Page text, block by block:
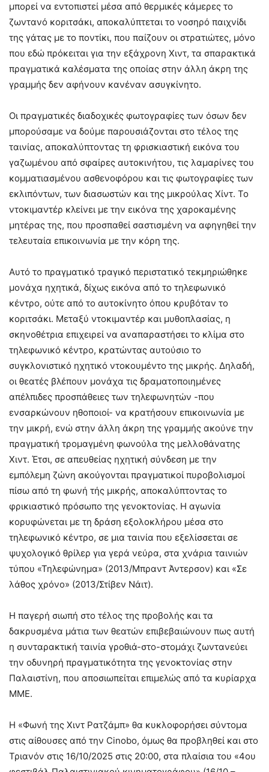
μπορεί να εντοπιστεί μέσα από θερμικές κάμερες το
ζωντανό κοριτσάκι, αποκαλύπτεται το νοσηρό παιχνίδι
της γάτας με το ποντίκι, που παίζουν οι στρατιώτες, μόνο
που εδώ πρόκειται για την εξάχρονη Χιντ, τα σπαρακτικά
πραγματικά καλέσματα της οποίας στην άλλη άκρη της
γραμμής δεν αφήνουν κανέναν ασυγκίνητο.
Οι πραγματικές διαδοχικές φωτογραφίες των όσων δεν
μπορούσαμε να δούμε παρουσιάζονται στο τέλος της
ταινίας, αποκαλύπτοντας τη φρισκιαστική εικόνα του
γαζωμένου από σφαίρες αυτοκινήτου, τις λαμαρίνες του
κομματιασμένου ασθενοφόρου και τις φωτογραφίες των
εκλιπόντων, των διασωστών και της μικρούλας Χίντ. Το
ντοκιμαντέρ κλείνει με την εικόνα της χαροκαμένης
μητέρας της, που προσπαθεί σαστισμένη να αφηγηθεί την
τελευταία επικοινωνία με την κόρη της.
Αυτό το πραγματικό τραγικό περιστατικό τεκμηριώθηκε
μονάχα ηχητικά, δίχως εικόνα από το τηλεφωνικό
κέντρο, ούτε από το αυτοκίνητο όπου κρυβόταν το
κοριτσάκι. Μεταξύ ντοκιμαντέρ και μυθοπλασίας, η
σκηνοθέτρια επιχειρεί να αναπαραστήσει το κλίμα στο
τηλεφωνικό κέντρο, κρατώντας αυτούσιο το
συγκλονιστικό ηχητικό ντοκουμέντο της μικρής. Δηλαδή,
οι θεατές βλέπουν μονάχα τις δραματοποιημένες
απέλπιδες προσπάθειες των τηλεφωνητών -που
ενσαρκώνουν ηθοποιοί- να κρατήσουν επικοινωνία με
την μικρή, ενώ στην άλλη άκρη της γραμμής ακούνε την
πραγματική τρομαγμένη φωνούλα της μελλοθάνατης
Χιντ. Έτσι, σε απευθείας ηχητική σύνδεση με την
εμπόλεμη ζώνη ακούγονται πραγματικοί πυροβολισμοί
πίσω από τη φωνή τής μικρής, αποκαλύπτοντας το
φρικιαστικό πρόσωπο της γενοκτονίας. Η αγωνία
κορυφώνεται με τη δράση εξολοκλήρου μέσα στο
τηλεφωνικό κέντρο, σε μια ταινία που εξελίσσεται σε
ψυχολογικό θρίλερ για γερά νεύρα, στα χνάρια ταινιών
τύπου «Τηλεφώνημα» (2013/Μπραντ Άντερσον) και «Σε
λάθος χρόνο» (2013/Στίβεν Νάιτ).
Η παγερή σιωπή στο τέλος της προβολής και τα
δακρυσμένα μάτια των θεατών επιβεβαιώνουν πως αυτή
η συνταρακτική ταινία γροθιά-στο-στομάχι ζωντανεύει
την οδυνηρή πραγματικότητα της γενοκτονίας στην
Παλαιστίνη, που αποσιωπείται επιμελώς από τα κυρίαρχα
ΜΜΕ.
Η «Φωνή της Χιντ Ρατζάμπ» θα κυκλοφορήσει σύντομα
στις αίθουσες από την Cinobo, όμως θα προβληθεί και στο
Τριανόν στις 16/10/2025 στις 20:00, στα πλαίσια του «4ου